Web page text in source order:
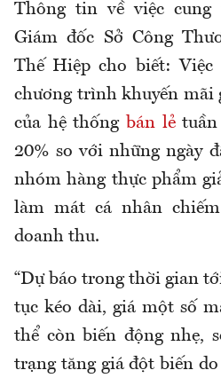
Thông tin về việc cung
Giám đốc Sở Công
Thế Hiệp cho biết: Việc
chương trình khuyến mãi
của hệ thống bán lẻtuần
20% so với những ngày
nhóm hàng thực phẩm
làm mát cá nhân
doanh thu.
“Dự báo trong thời gian
tục kéo dài, giá một số
thể còn biến động nhẹ,
trạng tăng giá đột biến